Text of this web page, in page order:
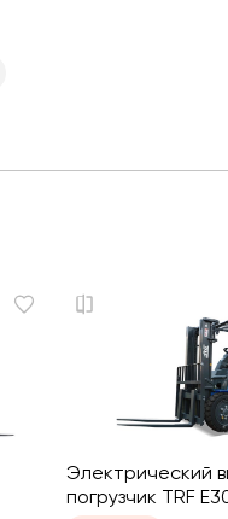
Электрический
погрузчик TRF